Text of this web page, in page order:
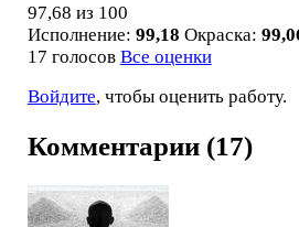
97,68 из 100
Исполнение: 99,18 Окраска:
17 голосов Все оценки
Войдите, чтобы оценить работу.
Комментарии (17)